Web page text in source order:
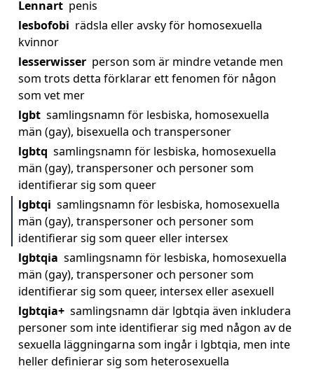
Lennart penis
lesbofobi rädsla eller avsky för homosexuella
kvinnor
lesserwisser person som är mindre vetande men
som trots detta förklarar ett fenomen för någon
som vet mer
lgbt samlingsnamn för lesbiska, homosexuella
män (gay), bisexuella och transpersoner
lgbtq samlingsnamn för lesbiska, homosexuella
män (gay), transpersoner och personer som
identifierar sig som queer
lgbtqi samlingsnamn för lesbiska, homosexuella
män (gay), transpersoner och personer som
identifierar sig som queer eller intersex
lgbtqia samlingsnamn för lesbiska, homosexuella
män (gay), transpersoner och personer som
identifierar sig som queer, intersex eller asexuell
lgbtqia+ samlingsnamn där lgbtqia även inkludera
personer som inte identifierar sig med någon av de
sexuella läggningarna som ingår i lgbtqia, men inte
heller definierar sig som heterosexuella